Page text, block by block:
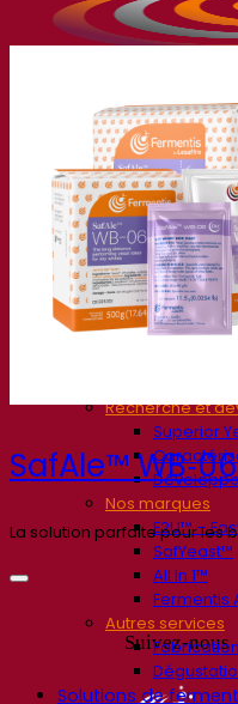
Société
À propos
Expert en
Une
Recherche et
Superior
Nos marques
E2U™ –
SafYeast™
All In 1™
Fermentis
Autres services
Solutions de
SafAle™ WB‑06
La solution parfaite pour les
Suivez-nous